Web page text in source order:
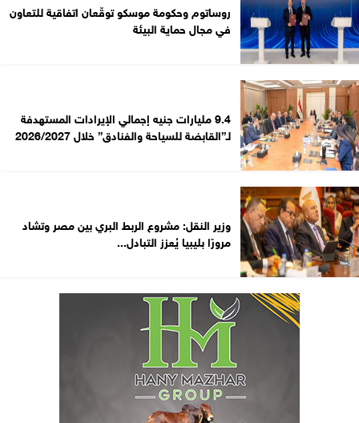
روساتوم وحكومة موسكو توقّعان اتفاقية للتعاون
في مجال حماية البيئة
9.4 مليارات جنيه إجمالي الإيرادات المستهدفة
لـ”القابضة للسياحة والفنادق” خلال 2026/2027
وزير النقل: مشروع الربط البري بين مصر وتشاد
مرورًا بليبيا يُعزز التبادل...